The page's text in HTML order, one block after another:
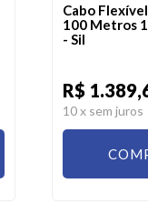
Cabo
100 Metros
- Sil
R$
10x sem juros